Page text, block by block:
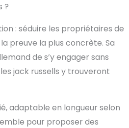
?
: séduire les propriétaires de
preuve la plus concrète. Sa
de s’y engager sans
jack russells y trouveront
adaptable en longueur selon
pour proposer des